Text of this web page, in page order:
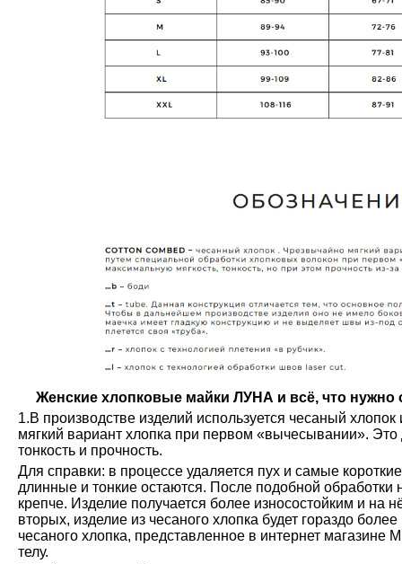
Женские хлопковые майки ЛУНА и всё, что нужно
1.В производстве изделий используется чесаный
мягкий вариант хлопка при первом «вычесывании». Это
тонкость и прочность.
Для справки: в процессе удаляется пух и самые
длинные и тонкие остаются. После подобной обработки
крепче. Изделие получается более износостойким и на
вторых, изделие из чесаного хлопка будет гораздо
чесаного хлопка, представленное в интернет магазине
телу.